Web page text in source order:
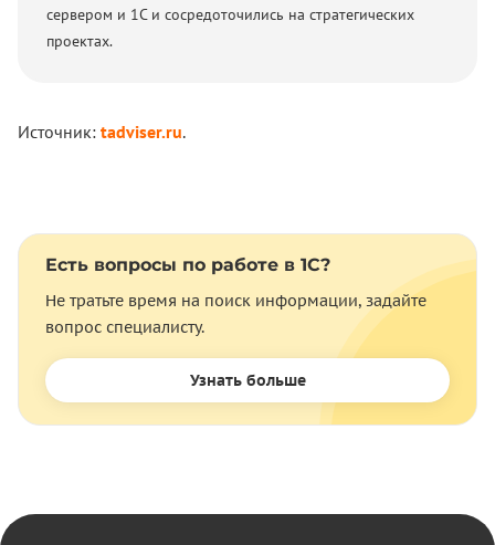
сервером и 1С и сосредоточились на стратегических
проектах.
Источник: tadviser.ru.
Есть вопросы по работе в 1С?
Не тратьте время на поиск информации, задайте
вопрос специалисту.
Узнать больше